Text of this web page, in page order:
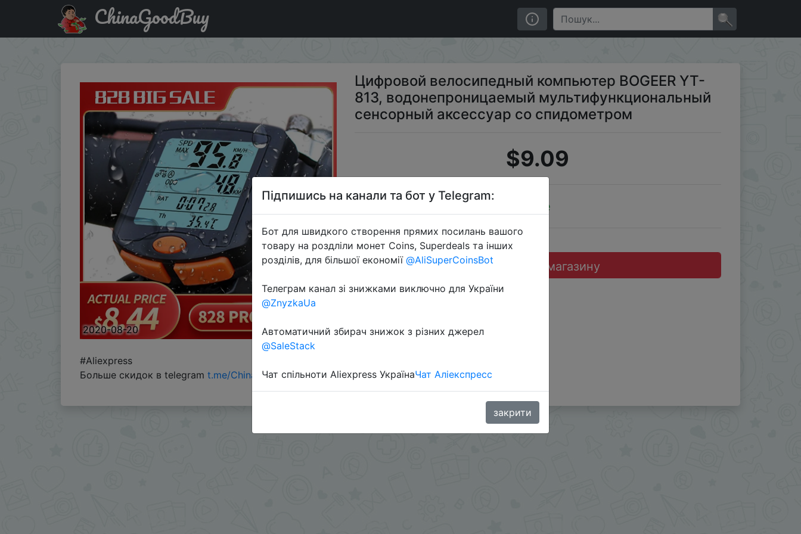
Придбати Цифровой велосипедный компьютер BOGEER YT-813, водонепроницаемый мультифункциональный сенсорный аксессуар со спидометром
ChinaGoodBuy
2020-08-20
Цифровой велосипедный компьютер BOGEER YT-
813, водонепроницаемый мультифункциональный
сенсорный аксессуар со спидометром
$9.09
Sale
Перейти до магазину
#Aliexpress
Больше скидок в telegram t.me/ChinaGoodBuy
Підпишись на канали та бот у Telegram:
Бот для швидкого створення прямих посилань вашого
товару на роздліли монет Coins, Superdeals та інших
розділів, для більшої економії @AliSuperCoinsBot
Телеграм канал зі знижками виключно для України
@ZnyzkaUa
Автоматичний збирач знижок з різних джерел
@SaleStack
Чат спільноти Aliexpress УкраїнаЧат Аліекспресс
закрити